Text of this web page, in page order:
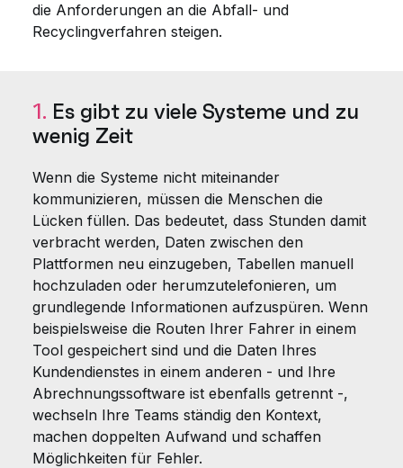
die Anforderungen an die Abfall- und
Recyclingverfahren steigen.
1. Es gibt zu viele Systeme und zu
wenig Zeit
Wenn die Systeme nicht miteinander
kommunizieren, müssen die Menschen die
Lücken füllen. Das bedeutet, dass Stunden damit
verbracht werden, Daten zwischen den
Plattformen neu einzugeben, Tabellen manuell
hochzuladen oder herumzutelefonieren, um
grundlegende Informationen aufzuspüren. Wenn
beispielsweise die Routen Ihrer Fahrer in einem
Tool gespeichert sind und die Daten Ihres
Kundendienstes in einem anderen - und Ihre
Abrechnungssoftware ist ebenfalls getrennt -,
wechseln Ihre Teams ständig den Kontext,
machen doppelten Aufwand und schaffen
Möglichkeiten für Fehler.